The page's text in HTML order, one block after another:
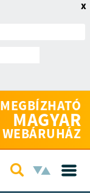
x
MEGBÍZHATÓ
MAGYAR
WEBÁRUHÁZ